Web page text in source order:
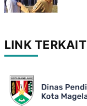
LINK TERKAIT